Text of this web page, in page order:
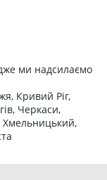
ми надсилаємо
Кривий Ріг,
Черкаси,